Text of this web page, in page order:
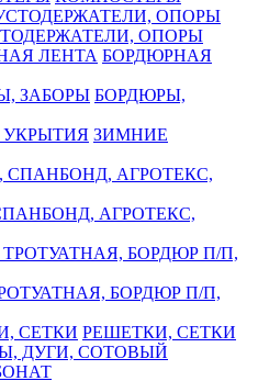
ОПОРЫ
БОРДЮРНАЯ
БОРДЮРЫ,
ЗИМНИЕ
АГРОТЕКС,
БОРДЮР П/П,
РЕШЕТКИ, СЕТКИ